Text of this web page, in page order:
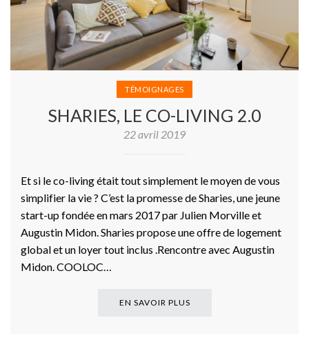
TÉMOIGNAGES
SHARIES, LE CO-LIVING 2.0
22 avril 2019
Et si le co-living était tout simplement le moyen de vous
simplifier la vie ? C’est la promesse de Sharies, une jeune
start-up fondée en mars 2017 par Julien Morville et
Augustin Midon. Sharies propose une offre de logement
global et un loyer tout inclus .Rencontre avec Augustin
Midon. COOLOC…
EN SAVOIR PLUS